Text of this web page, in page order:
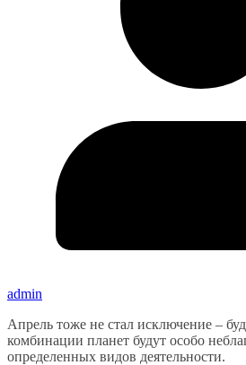
admin
Апрель тоже не стал исключение –
комбинации планет будут особо
определенных видов деятельности.